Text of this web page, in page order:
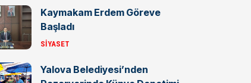
Kaymakam Erdem Göreve
Başladı
SIYASET
Yalova Belediyesi’nden